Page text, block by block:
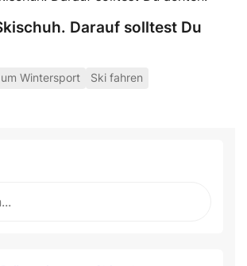
Darauf solltest Du
Wintersport Ski fahren